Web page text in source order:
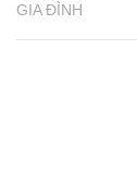
GIA ĐÌNH